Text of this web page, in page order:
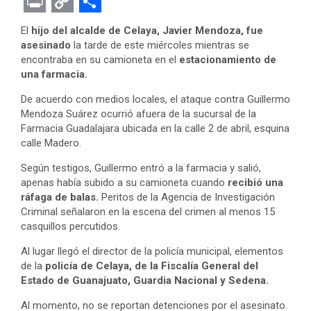
a
c
e
b
o
o
w
i
t
e
r
e
s
s
n
g
r
h
a
t
s
A
p
i
n
t
r
e
t
i
n
k
d
I
v
e
r
o
t
e
d
d
t
m
a
i
l
P
r
i
n
t
C
o
p
y
L
i
k
S
h
a
r
e
El hijo del alcalde de Celaya, Javier Mendoza, fue
asesinado la tarde de este miércoles mientras se
encontraba en su camioneta en el estacionamiento de
una farmacia.
De acuerdo con medios locales, el ataque contra Guillermo
Mendoza Suárez ocurrió afuera de la sucursal de la
Farmacia Guadalajara ubicada en la calle 2 de abril, esquina
calle Madero.
Según testigos, Guillermo entró a la farmacia y salió,
apenas había subido a su camioneta cuando recibió una
ráfaga de balas. Peritos de la Agencia de Investigación
Criminal señalaron en la escena del crimen al menos 15
casquillos percutidos.
Al lugar llegó el director de la policía municipal, elementos
de la policía de Celaya, de la Fiscalía General del
Estado de Guanajuato, Guardia Nacional y Sedena.
Al momento, no se reportan detenciones por el asesinato.